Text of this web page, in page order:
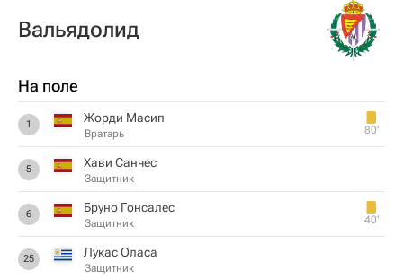
Вальядолид
На поле
1 Жорди Масип
Вратарь 80‎’‎
5 Хави Санчес
Защитник
6 Бруно Гонсалес
Защитник 40‎’‎
25 Лукас Оласа
Защитник